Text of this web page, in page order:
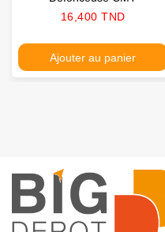
Prix
16,400 TND
Ajouter au panier